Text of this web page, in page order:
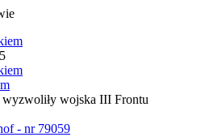
wojska III Frontu
- nr 79059